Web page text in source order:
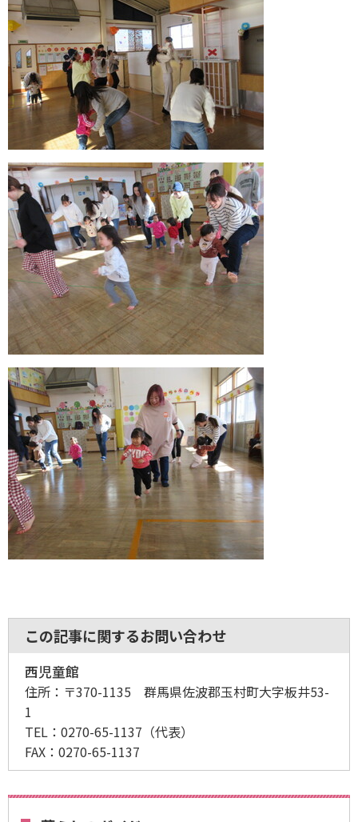
この記事に関するお問い合わせ
西児童館
住所： 〒370-1135 群馬県佐波郡玉村町大字板井53-
1
TEL： 0270-65-1137 （代表）
FAX： 0270-65-1137